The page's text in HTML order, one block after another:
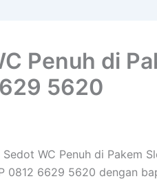
Penuh di
5620
WC Penuh di Pakem
0812 6629 5620 dengan